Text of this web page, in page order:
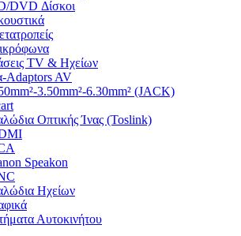
DVD Δίσκοι
TV & Ηχείων
Adaptors AV
3.50mm²-6.30mm² (JACK)
Οπτικής Ίνας (Toslink)
Speakon
Ηχείων
Αυτοκινήτου